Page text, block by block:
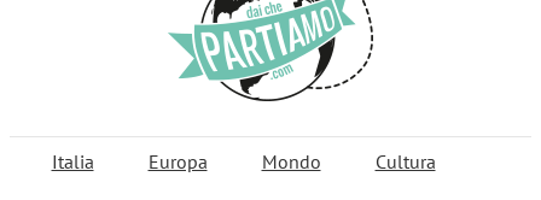
Italia Europa Mondo
Cultura